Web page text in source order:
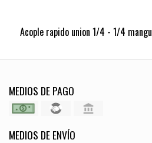
Acople rapido union 1/4 - 1/4
MEDIOS DE PAGO
MEDIOS DE ENVÍO